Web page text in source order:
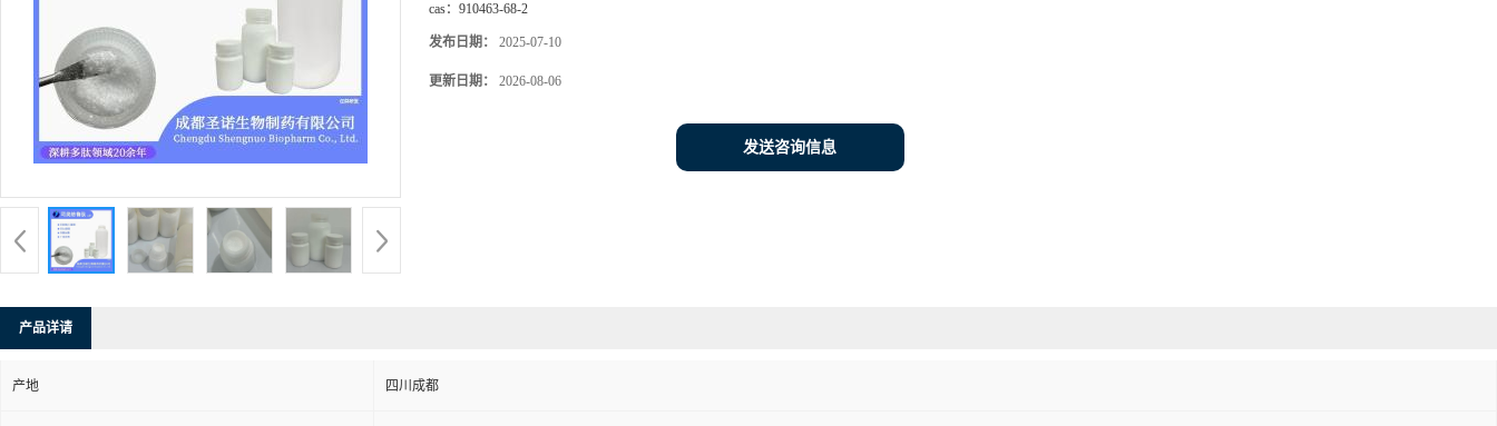
cas： 910463-68-2
发布日期： 2025-07-10
更新日期： 2026-08-06
发送咨询信息
产品详请
产地 四川成都